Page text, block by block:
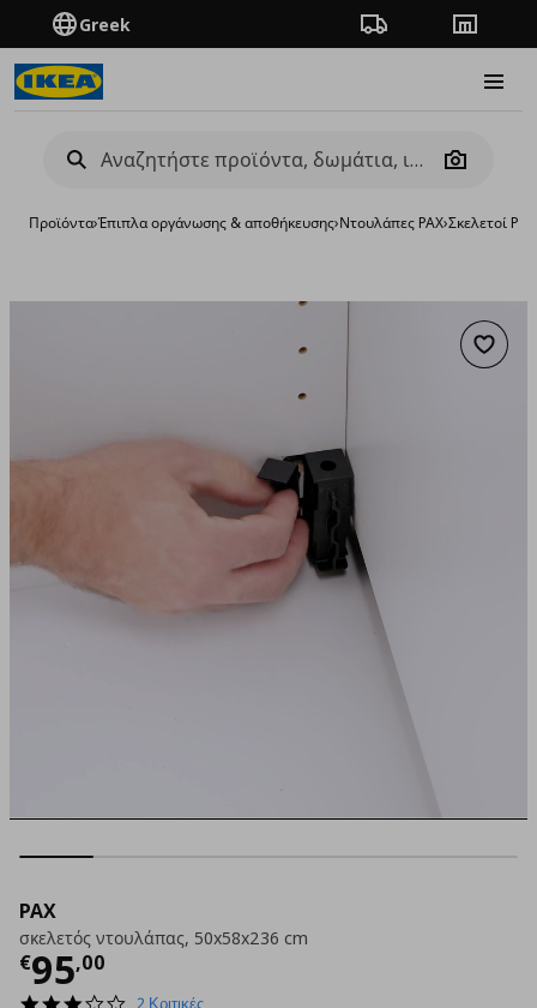
Greek Πορεία παραγγελίας
Camera
Προϊόντα›Έπιπλα οργάνωσης & αποθήκευσης›Ντουλάπες PAX›Σκελετοί PAX
PAX
σκελετός ντουλάπας, 50x58x236 cm
€95,00
Τρέχουσα τιμή
3.0
2 Κριτικές